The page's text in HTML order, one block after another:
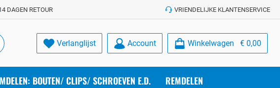
DAGEN RETOUR VRIENDELIJKE KLANTENSERVICE
Verlanglijst Account Winkelwagen € 0,00
BOUTEN/ CLIPS/ SCHROEVEN E.D. REMDELEN